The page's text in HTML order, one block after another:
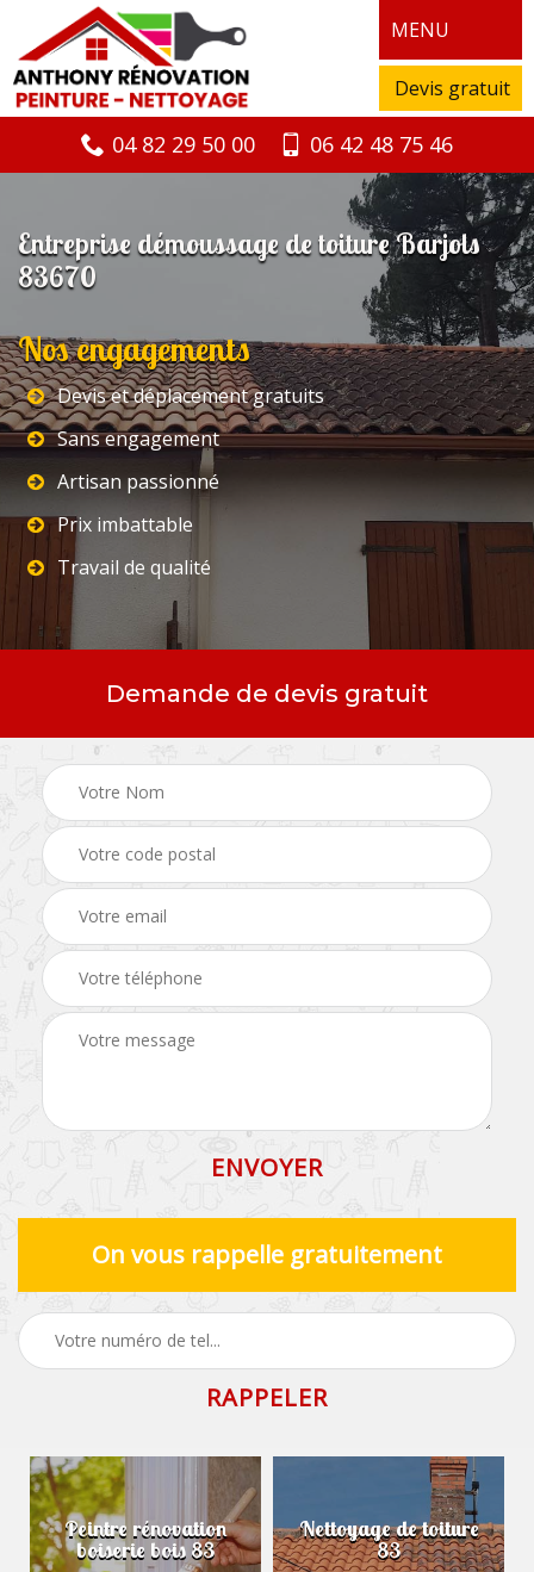
MENU
Devis gratuit
04 82 29 50 00 06 42 48 75 46
Entreprise démoussage de toiture Barjols
83670
Nos engagements
Devis et déplacement gratuits
Sans engagement
Artisan passionné
Prix imbattable
Travail de qualité
Demande de devis gratuit
On vous rappelle gratuitement
Peintre rénovation
boiserie bois 83
Nettoyage de toiture
83